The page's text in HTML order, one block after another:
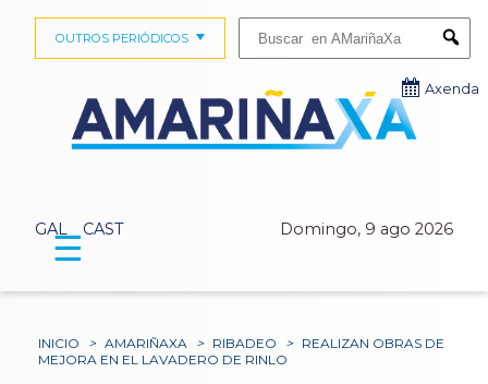
GAL CAST Domingo, 9 ago 2026
OUTROS PERIÓDICOS
Axenda
☰
INICIO > AMARIÑAXA > RIBADEO > REALIZAN OBRAS DE
MEJORA EN EL LAVADERO DE RINLO